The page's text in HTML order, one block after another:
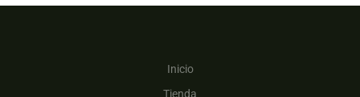
Inicio
Tienda